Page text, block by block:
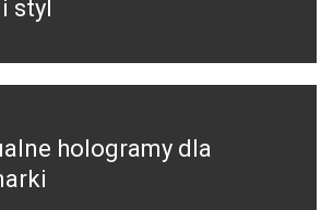
styl
hologramy dla